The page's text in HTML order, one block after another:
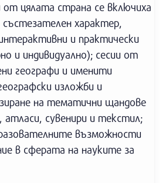
цялата страна се включиха
характер,
и практически
и индивидуално); сесии от
географи и именити
изложби и
на тематични щандове
атласи, сувенири и текстил;
възможности
в сферата на науките за